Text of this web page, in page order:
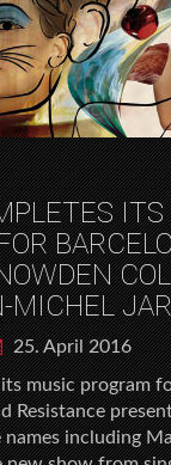
MICHEL
25. April 2016
music program
Resistance
including